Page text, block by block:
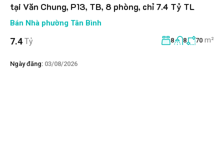
tại Văn Chung, P13, TB, 8 phòng, chỉ 7.4 Tỷ TL
Bán Nhà phường Tân Bình
7.4 Tỷ 8 8 70 m²
Ngày đăng: 03/08/2026